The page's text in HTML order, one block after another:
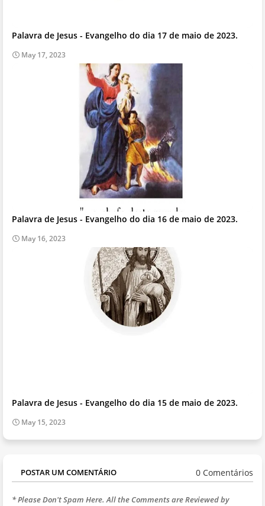
Palavra de Jesus - Evangelho do dia 17 de maio de 2023.
May 17, 2023
Palavra de Jesus - Evangelho do dia 16 de maio de 2023.
May 16, 2023
Palavra de Jesus - Evangelho do dia 15 de maio de 2023.
May 15, 2023
POSTAR UM COMENTÁRIO 0 Comentários
* Please Don't Spam Here. All the Comments are Reviewed by